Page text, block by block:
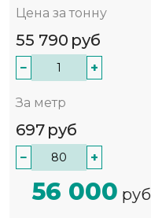
Цена за тонну
55 790 руб
− +
За метр
697 руб
− +
56 000 руб